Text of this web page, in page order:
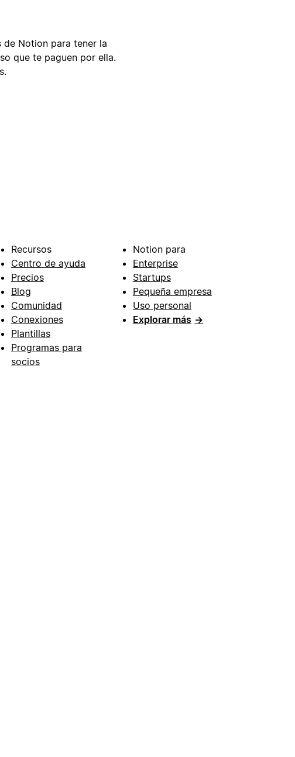
de Notion para tener la
que te paguen por ella.
Recursos
Centro de ayuda
Precios
Blog
Comunidad
Conexiones
Plantillas
Programas para
socios
Notion para
Enterprise
Startups
Pequeña empresa
Uso personal
Explorar más →